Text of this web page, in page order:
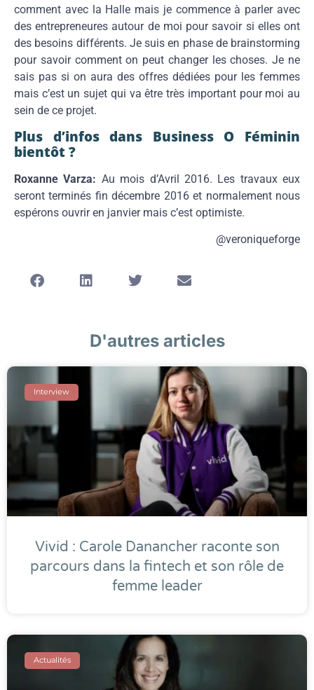
comment avec la Halle mais je commence à parler avec
des entrepreneures autour de moi pour savoir si elles ont
des besoins différents. Je suis en phase de brainstorming
pour savoir comment on peut changer les choses. Je ne
sais pas si on aura des offres dédiées pour les femmes
mais c’est un sujet qui va être très important pour moi au
sein de ce projet.
Plus d’infos dans Business O Féminin
bientôt ?
Roxanne Varza: Au mois d’Avril 2016. Les travaux eux
seront terminés fin décembre 2016 et normalement nous
espérons ouvrir en janvier mais c’est optimiste.
@veroniqueforge
D'autres articles
Interview
Vivid : Carole Danancher raconte son
parcours dans la fintech et son rôle de
femme leader
Actualités